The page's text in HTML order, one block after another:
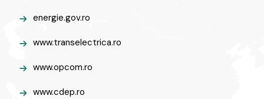
energie.gov.ro
www.transelectrica.ro
www.opcom.ro
www.cdep.ro